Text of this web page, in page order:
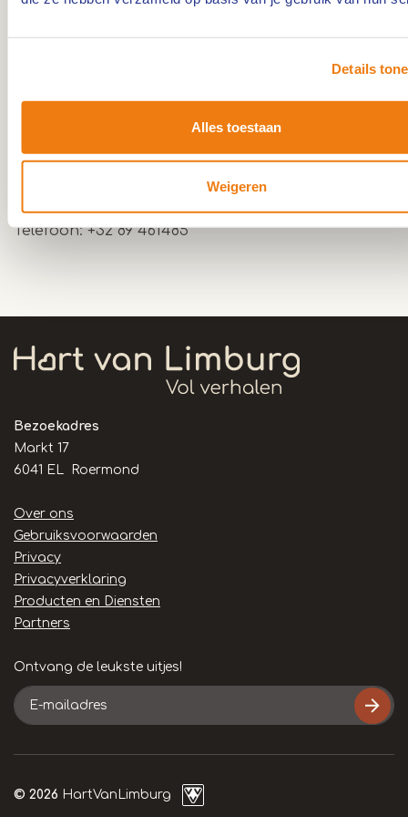
Details
Alles toestaan
Weigeren
aangeduid op de Ferrariskaart (1771-77). Deze
situatie bleef behouden wat betreft de molen en
het woonhuis; het dienstgebouw werd uitgebreid
en aangepast aan de huidige hotelfunctie.
Telefoon: +32 89 461485
Bezoekadres
Markt 17
6041 EL Roermond
Handige
links
Over ons
Gebruiksvoorwaarden
Privacy
Privacyverklaring
Producten en Diensten
Partners
Ontvang de leukste uitjes!
E-
mailadres
© 2026 HartVanLimburg